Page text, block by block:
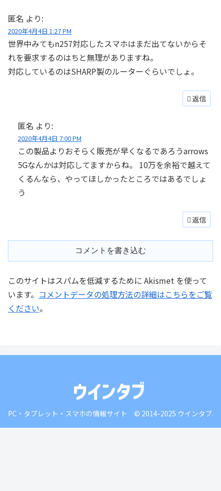
匿名 より:
2020年4月4日 1:27 PM
世界中みてもn257対応したスマホはまだ出てないからそ
れを要求するのはちと無理がありますね。
対応しているのはSHARP製のルーターぐらいでしょ。
返信
匿名 より:
2020年4月4日 7:00 PM
この製品よりおそらく販売が早くなるであろうarrows
5Gなんかは対応してますからね。 10万を余裕で越えて
くるんなら、やってほしかったところではあるでしょ
う
返信
コメントを書き込む
このサイトはスパムを低減するために Akismet を使って
います。 コメントデータの処理方法の詳細はこちらをご覧
ください。
PC・タブレット・スマホの情報サイト © 2014-2025 ウインタブ.